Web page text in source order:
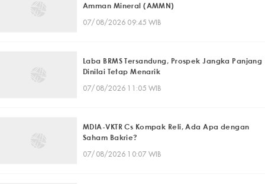
Amman Mineral (AMMN)
07/08/2026 09:45 WIB
Laba BRMS Tersandung, Prospek Jangka Panjang
Dinilai Tetap Menarik
07/08/2026 11:05 WIB
MDIA-VKTR Cs Kompak Reli, Ada Apa dengan
Saham Bakrie?
07/08/2026 10:07 WIB